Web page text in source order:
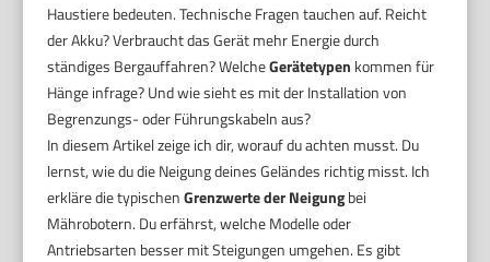
Haustiere bedeuten. Technische Fragen tauchen auf. Reicht
der Akku? Verbraucht das Gerät mehr Energie durch
ständiges Bergauffahren? WelcheGerätetypen kommen für
Hänge infrage? Und wie sieht es mit der Installation von
Begrenzungs- oder Führungskabeln aus?
In diesem Artikel zeige ich dir, worauf du achten musst. Du
lernst, wie du die Neigung deines Geländes richtig misst. Ich
erkläre die typischenGrenzwerte der Neigungbei
Mährobotern. Du erfährst, welche Modelle oder
Antriebsarten besser mit Steigungen umgehen. Es gibt